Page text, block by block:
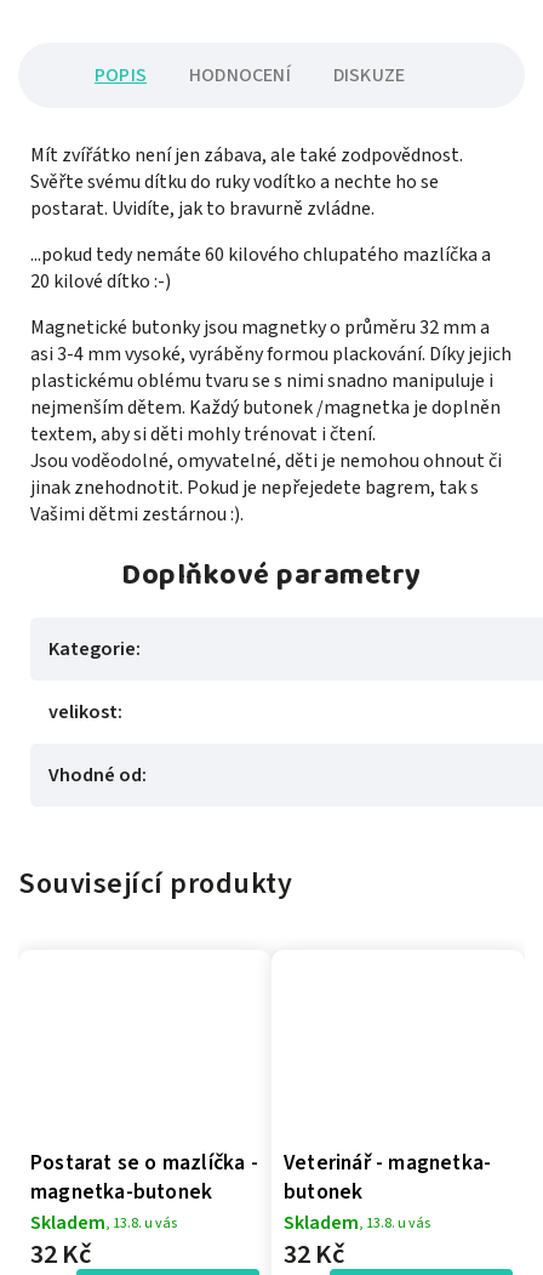
POPIS HODNOCENÍ DISKUZE
Mít zvířátko není jen zábava, ale také zodpovědnost.
Svěřte svému dítku do ruky vodítko a nechte ho se
postarat. Uvidíte, jak to bravurně zvládne.
...pokud tedy nemáte 60 kilového chlupatého mazlíčka a
20 kilové dítko :-)
Magnetické butonky jsou magnetky o průměru 32 mm a
asi 3-4 mm vysoké, vyráběny formou plackování. Díky jejich
plastickému oblému tvaru se s nimi snadno manipuluje i
nejmenším dětem. Každý butonek /magnetka je doplněn
textem, aby si děti mohly trénovat i čtení.
Jsou voděodolné, omyvatelné, děti je nemohou ohnout či
jinak znehodnotit. Pokud je nepřejedete bagrem, tak s
Vašimi dětmi zestárnou :).
Doplňkové parametry
Kategorie:
velikost:
Vhodné od:
Související produkty
Postarat se o mazlíčka -
magnetka-butonek
Skladem, 13.8. u vás
32 Kč
Veterinář - magnetka-
butonek
Skladem, 13.8. u vás
32 Kč